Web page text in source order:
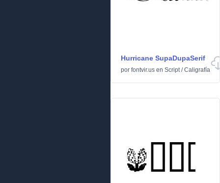
Hurricane SupaDupaSerif
por fontvir.us en Script/Caligrafía